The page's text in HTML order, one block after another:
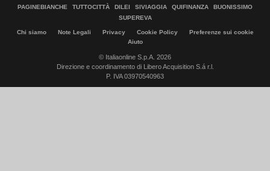
PAGINEBIANCHE
TUTTOCITTÀ DILEI SIVIAGGIA QUIFINANZA
BUONISSIMO
SUPEREVA
Chi siamo Note Legali Privacy Cookie Policy
Preferenze sui cookie
Aiuto
© Italiaonline S.p.A. 2026
Direzione e coordinamento di Libero Acquisition S.á r.l.
P. IVA 03970540963